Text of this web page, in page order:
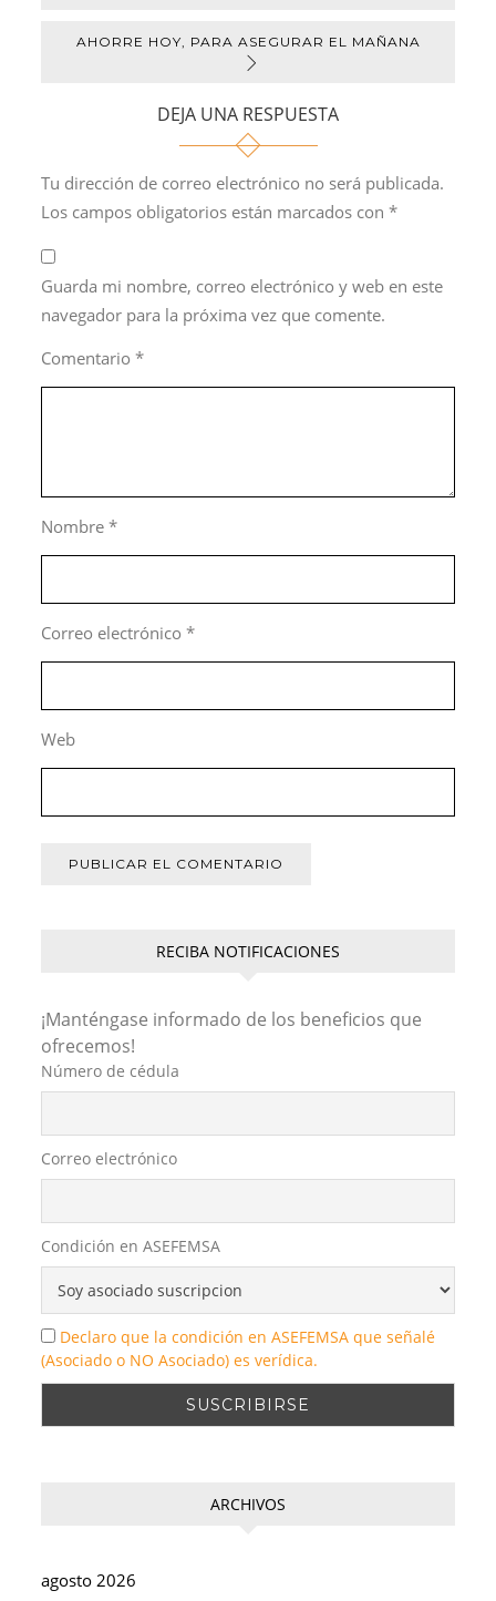
AHORRE HOY, PARA ASEGURAR EL MAÑANA
DEJA UNA RESPUESTA
Tu dirección de correo electrónico no será publicada.
Los campos obligatorios están marcados con*
Guarda mi nombre, correo electrónico y web en este
navegador para la próxima vez que comente.
Comentario*
Nombre*
Correo electrónico*
Web
RECIBA NOTIFICACIONES
¡Manténgase informado de los beneficios que
ofrecemos!
Número de cédula
Correo electrónico
Condición en ASEFEMSA
Declaro que la condición en ASEFEMSA que señalé
(Asociado o NO Asociado) es verídica.
ARCHIVOS
agosto 2026